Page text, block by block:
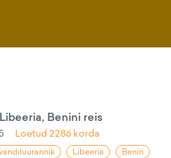
Benini reis
Loetud 2286 korda
Libeeria
Benin